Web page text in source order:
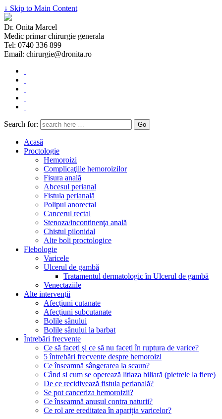
↓ Skip to Main Content
Dr. Onita Marcel
Medic primar chirurgie generala
Tel: 0740 336 899
Email: chirurgie@dronita.ro
Search for:
Acasă
Proctologie
Hemoroizi
Complicaţiile hemoroizilor
Fisura anală
Abcesul perianal
Fistula perianală
Polipul anorectal
Cancerul rectal
Stenoza/incontinenţa anală
Chistul pilonidal
Alte boli proctologice
Flebologie
Varicele
Ulcerul de gambă
Tratamentul dermatologic în Ulcerul de gambă
Venectaziile
Alte intervenţii
Afecțiuni cutanate
Afecțiuni subcutanate
Bolile sânului
Bolile sânului la barbat
Întrebări frecvente
Ce să faceți și ce să nu faceți în ruptura de varice?
5 întrebări frecvente despre hemoroizi
Ce înseamnă sângerarea la scaun?
Când si cum se operează litiaza biliară (pietrele la fiere)
De ce recidivează fistula perianală?
Se pot canceriza hemoroizii?
Ce înseamnă anusul contra naturii?
Ce rol are ereditatea în apariția varicelor?